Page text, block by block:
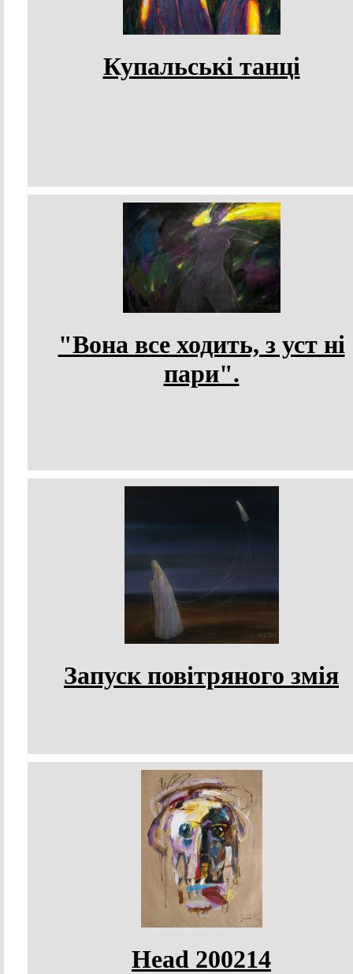
Купальські танці
"Вона все ходить, з уст ні
пари".
Запуск повітряного змія
Head 200214